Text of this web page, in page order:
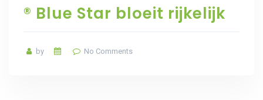
® Blue Star bloeit rijkelijk
by No Comments